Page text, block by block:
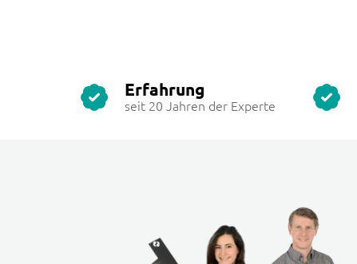
Erfahrung
seit 20 Jahren der Experte